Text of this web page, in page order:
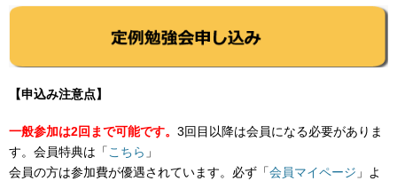
【申込み注意点】
一般参加は2回まで可能です。 3回目以降は会員になる必要がありま
す。会員特典は「 こちら 」
会員の方は参加費が優遇されています。必ず「会員マイページ 」よ